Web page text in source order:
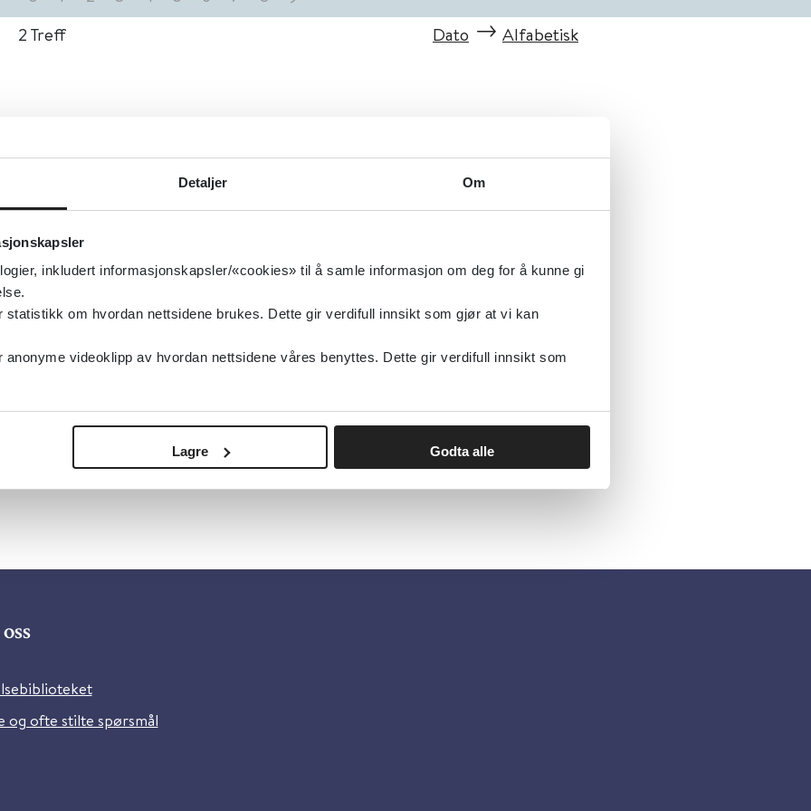
Detaljer Om
inkludert informasjonskapsler/«cookies» til å samle informasjon om deg for å kunne gi
statistikk om hvordan nettsidene brukes. Dette gir verdifull innsikt som gjør at vi kan
videoklipp av hvordan nettsidene våres benyttes. Dette gir verdifull innsikt som
Lagre Godta alle
2 Treff Dato Alfabetisk
og ofte stilte spørsmål